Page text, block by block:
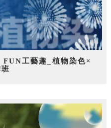
工藝趣_植物染色×